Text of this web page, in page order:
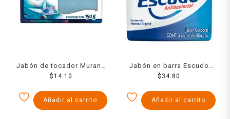
Jabón de tocador Murano
selva negra 150 g
$14.10
Añadir al carrito
Jabón en barra Escudo
antibacterial fórmula
c/u
$ 34.80
Añadir al carrito